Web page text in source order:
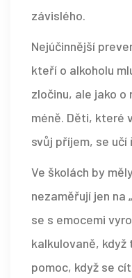
závislého.
Nejúčinnější
kteří o alkoholu
zločinu, ale jako
méně. Děti, které
svůj příjem, se
Ve školách by
nezaměřují jen na
se s emocemi
kalkulovaně,
pomoc, když se